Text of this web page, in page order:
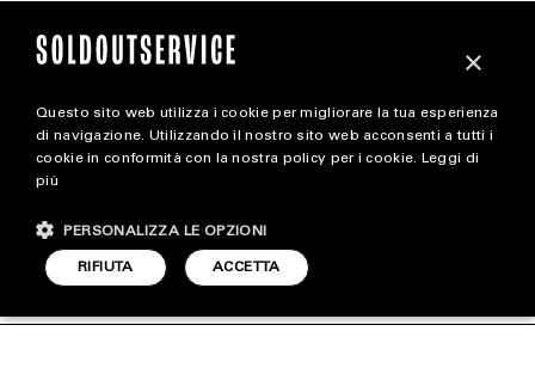
magazine
STYLE
FOOTWEAR
#AMBUSH X NIKE
×
Questo sito web utilizza i cookie per migliorare la tua esperienza
di navigazione. Utilizzando il nostro sito web acconsenti a tutti i
cookie in conformità con la nostra policy per i cookie. Leggi di
più
ACCETTA
RIFIUTA
PERSONALIZZA LE OPZIONI